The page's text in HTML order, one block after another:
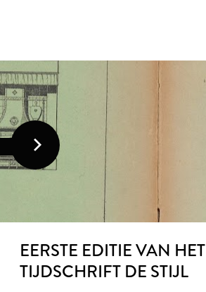
EERSTE EDITIE VAN HET
TIJDSCHRIFT DE STIJL